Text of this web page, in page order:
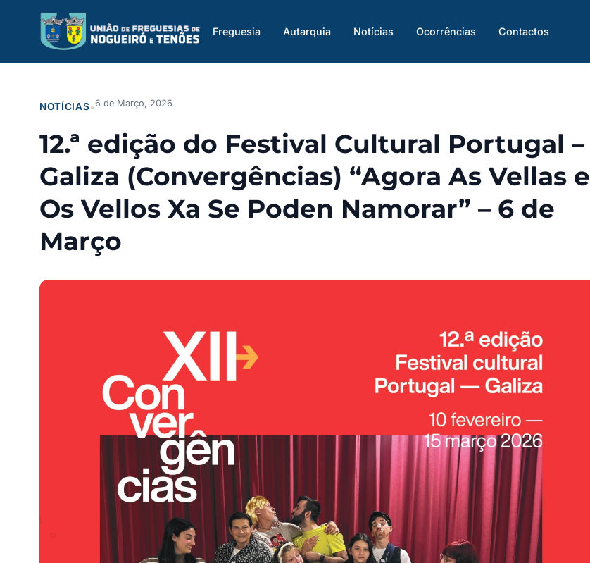
Freguesia Autarquia Notícias Ocorrências Contactos
NOTÍCIAS•6 de Março, 2026
12.ª edição do Festival Cultural Portugal –
Galiza (Convergências) “Agora As Vellas e
Os Vellos Xa Se Poden Namorar” – 6 de
Março